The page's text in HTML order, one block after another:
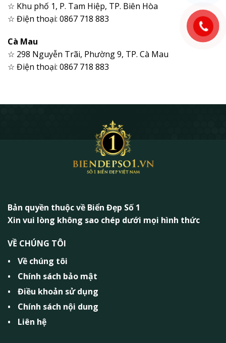
☆ Khu phố 1, P. Tam Hiệp, TP. Biên Hòa
☆ Điện thoại: 0867 718 883
Cà Mau
☆ 298 Nguyễn Trãi, Phường 9, TP. Cà Mau
☆ Điện thoại: 0867 718 883
Bản quyền thuộc về Biển Đẹp Số 1
Xin vui lòng không sao chép dưới mọi hình thức
VỀ CHÚNG TÔI
Về chúng tôi
Chính sách bảo mật
Điều khoản sử dụng
Chính sách nội dung
Liên hệ